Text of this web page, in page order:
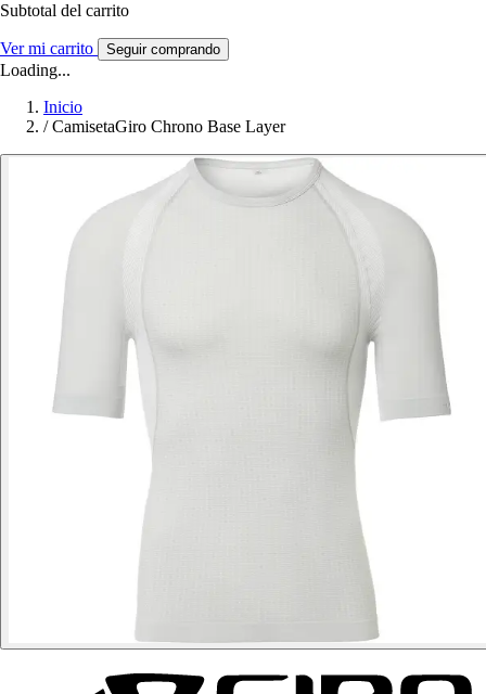
Subtotal del carrito
Ver mi carrito Seguir comprando
Loading...
Inicio
/ CamisetaGiro Chrono Base Layer